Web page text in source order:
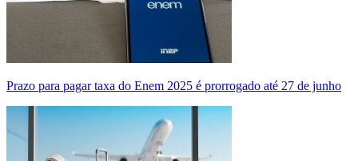
Prazo para pagar taxa do Enem 2025 é prorrogado até 27 de junho